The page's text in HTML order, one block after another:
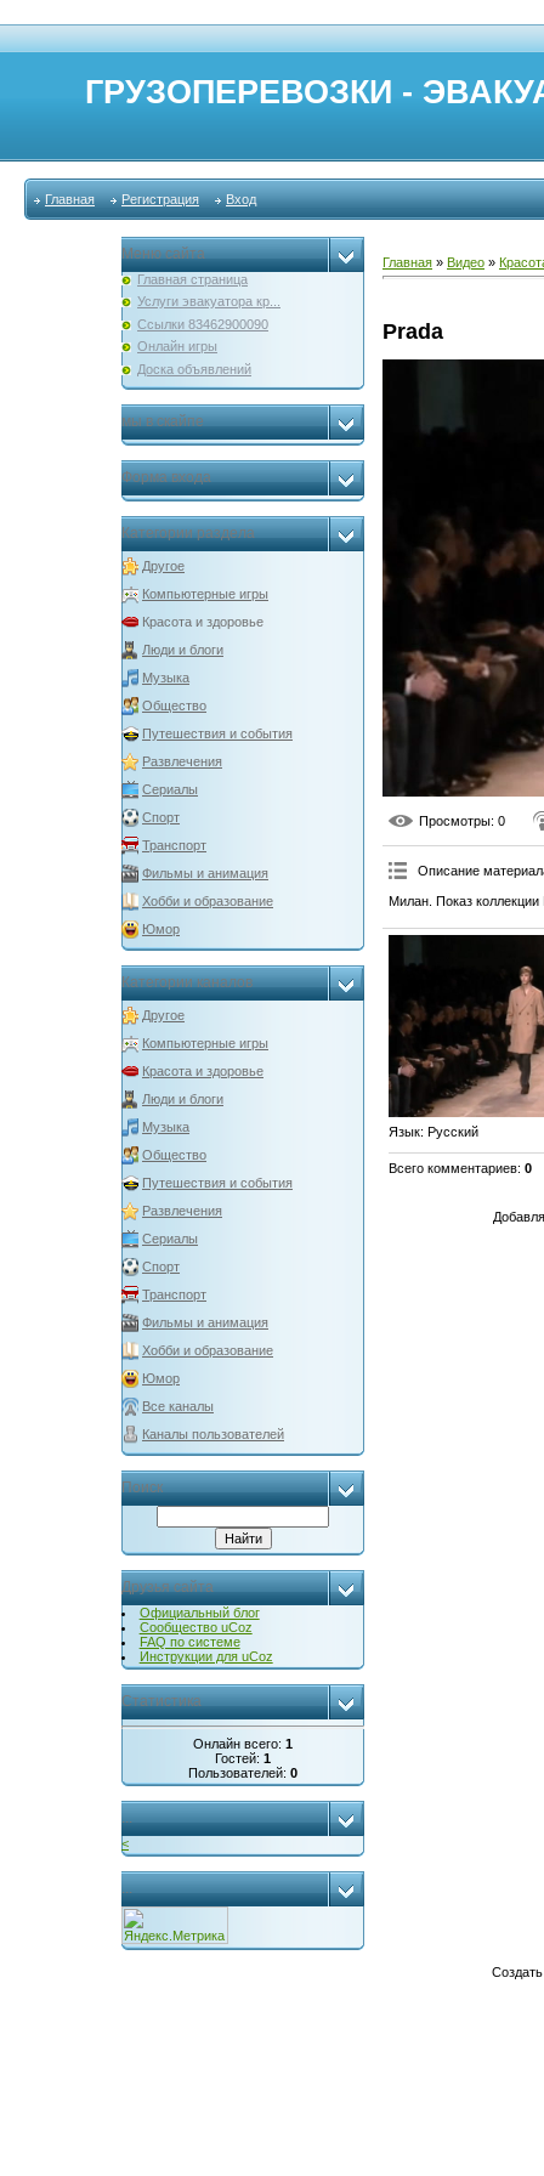
ГРУЗОПЕРЕВОЗКИ -
Главная Регистрация Вход
Меню сайта
Главная страница
Услуги эвакуатора кр...
Ссылки 83462900090
Онлайн игры
Доска объявлений
мы в скайпе
Форма входа
Категории раздела
Другое
Компьютерные игры
Красота и здоровье
Люди и блоги
Музыка
Общество
Путешествия и события
Развлечения
Сериалы
Спорт
Транспорт
Фильмы и анимация
Хобби и образование
Юмор
Категории каналов
Другое
Компьютерные игры
Красота и здоровье
Люди и блоги
Музыка
Общество
Путешествия и события
Развлечения
Сериалы
Спорт
Транспорт
Фильмы и анимация
Хобби и образование
Юмор
Все каналы
Каналы пользователей
Поиск
Друзья сайта
Официальный блог
Сообщество uCoz
FAQ по системе
Инструкции для uCoz
Статистика
Онлайн всего: 1
Гостей: 1
Пользователей: 0
...
<
...
Главная » Видео »
Prada
Просмотры: 0
Описание
Милан. Показ коллекции
Язык: Русский
Всего комментариев: 0